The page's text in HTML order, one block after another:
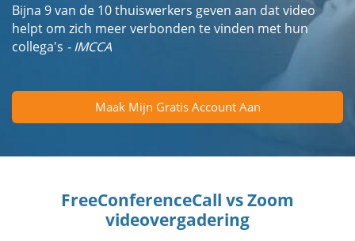
Bijna 9 van de 10 thuiswerkers geven aan dat video
helpt om zich meer verbonden te vinden met hun
collega's - IMCCA
Maak Mijn Gratis Account Aan
FreeConferenceCall vs Zoom
videovergadering